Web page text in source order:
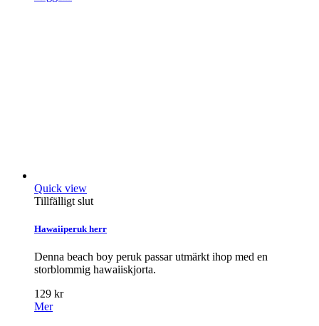
Quick view
Tillfälligt slut
Hawaiiperuk herr
Denna beach boy peruk passar utmärkt ihop med en
storblommig hawaiiskjorta.
129 kr
Mer